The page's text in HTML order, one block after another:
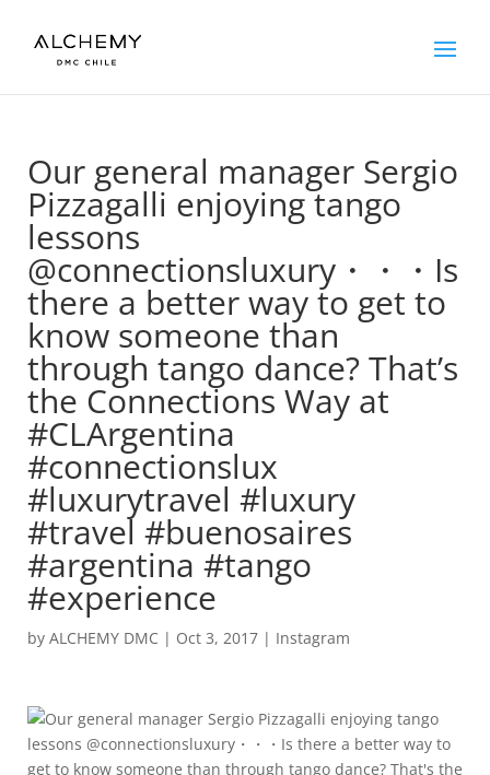
Our general manager Sergio
Pizzagalli enjoying tango
lessons
@connectionsluxury・・・Is
there a better way to get to
know someone than
through tango dance? That’s
the Connections Way at
#CLArgentina
#connectionslux
#luxurytravel #luxury
#travel #buenosaires
#argentina #tango
#experience
by ALCHEMY DMC | Oct 3, 2017| Instagram